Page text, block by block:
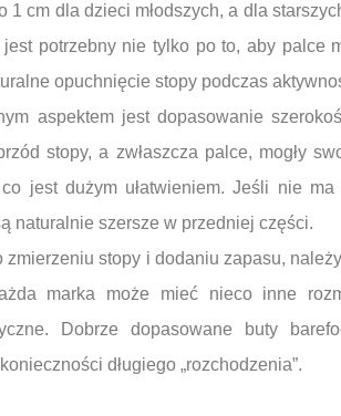
1 cm dla dzieci młodszych, a dla
potrzebny nie tylko po to, aby palce
opuchnięcie stopy podczas
aspektem jest dopasowanie
stopy, a zwłaszcza palce, mogły
jest dużym ułatwieniem. Jeśli nie
naturalnie szersze w przedniej części.
zmierzeniu stopy i dodaniu zapasu,
marka może mieć nieco inne
Dobrze dopasowane buty
długiego „rozchodzenia”.